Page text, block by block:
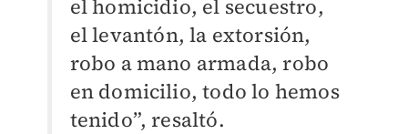
el homicidio, el secuestro,
el levantón, la extorsión,
robo a mano armada, robo
en domicilio, todo lo hemos
tenido”, resaltó.